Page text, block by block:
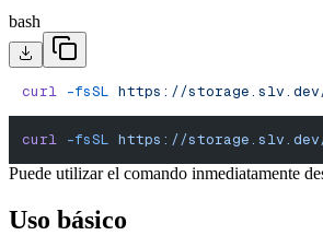
bash
curl -fsSL https://
curl -fsSL https://
Puede utilizar el comando inmediatamente
Uso básico